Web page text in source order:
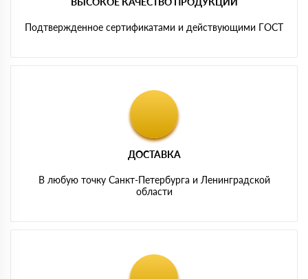
Подтвержденное сертификатами и действующими ГОСТ
ДОСТАВКА
В любую точку Санкт-Петербурга и Ленинградской
области